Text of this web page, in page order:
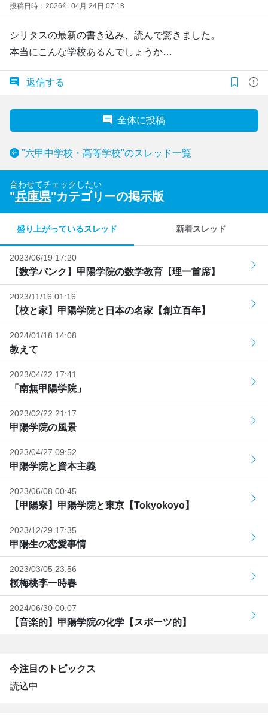
投稿日時：2026年 04月 24日 07:18
シリタスの最新の書き込み、読んで驚きました。
本当にこんな学校あるんでしょうか…
返信する
全体に投稿
"六甲中学校・高等学校"のスレッド一覧
合わせてチェックしたい
"兵庫県"カテゴリーの掲示版
盛り上がっているスレッド 新着スレッド
2023/06/19 17:20
【数学バンク】甲陽学院の数学教育【理一首席】
2023/11/16 01:16
【校と家】甲陽学院と日本の名家【創立百年】
2024/01/18 14:08
教えて
2023/04/22 17:41
「南無甲陽学院」
2023/02/22 21:17
甲陽学院の風景
2023/04/27 09:52
甲陽学院と資本主義
2023/06/08 00:45
【甲陽寮】甲陽学院と東京【Tokyokoyo】
2023/12/29 17:35
甲陽生の恋愛事情
2023/03/05 23:56
桜梅桃李一時春
2024/06/30 00:07
【音楽的】甲陽学院の化学【スポーツ的】
今注目のトピックス
読込中